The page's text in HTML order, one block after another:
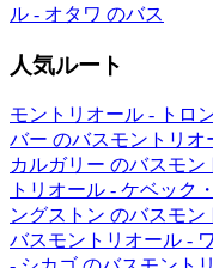
ル - オタワ のバス
人気ルート
モントリオール - トロ
バー のバスモントリオ
カルガリー のバスモン
トリオール - ケベック
ングストン のバスモン
バスモントリオール -